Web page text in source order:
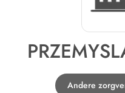
Andere